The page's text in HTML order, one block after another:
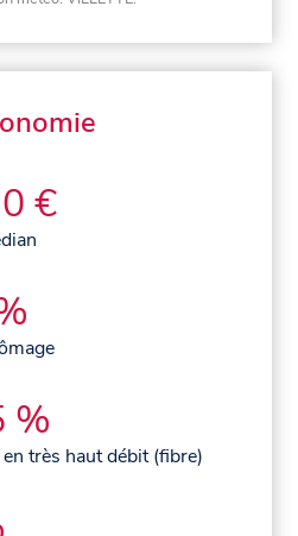
€
%
très haut débit (fibre)